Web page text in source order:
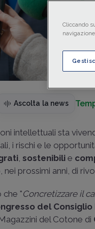
Ascolta la news
intellettuali sta
i rischi e le
, sostenibilie
prossimi anni, di
che "Concretizzare il
del
del Cotone di
Cliccando